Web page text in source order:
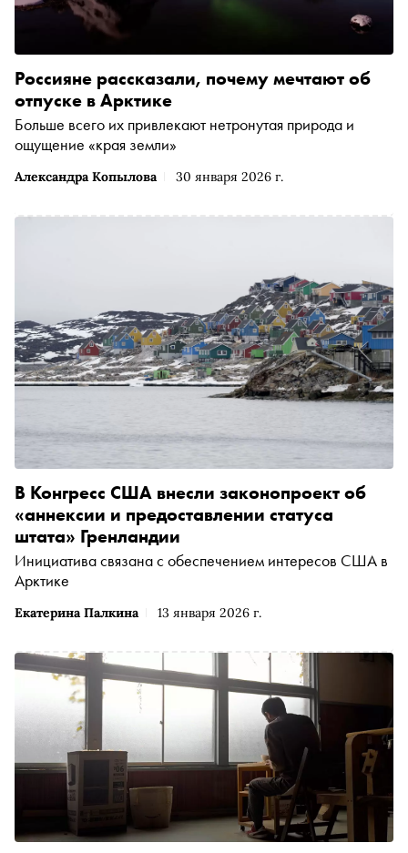
Александра Копылова 30 января 2026 г.
Россияне рассказали, почему мечтают об
отпуске в Арктике
Больше всего их привлекают нетронутая природа и
ощущение «края земли»
Екатерина Палкина 13 января 2026 г.
В Конгресс США внесли законопроект об
«аннексии и предоставлении статуса
штата» Гренландии
Инициатива связана с обеспечением интересов США в
Арктике